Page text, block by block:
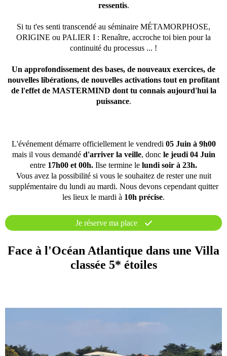
ressentis.
Si tu t'es senti transcendé au séminaire MÉTAMORPHOSE,
ORIGINE ou PALIER I : Renaître, accroche toi bien pour la
continuité du processus ... !
Un approfondissement des bases, de nouveaux exercices, de
nouvelles libérations, de nouvelles activations tout en profitant
de l'effet de MASTERMIND dont tu connais aujourd'hui la
puissance.
L'événement démarre officiellement le vendredi 05 Juin à 9h00
mais il vous demandé d'arriver la veille, donc le jeudi 04 Juin
entre 17h00 et 00h. Ilse termine le lundi soir à 23h.
Vous avez la possibilité si vous le souhaitez de rester une nuit
supplémentaire du lundi au mardi. Nous devons cependant quitter
les lieux le mardi à 10h précise.
Je réserve ma place
Face à l'Océan Atlantique dans une Villa
classée 5* étoiles